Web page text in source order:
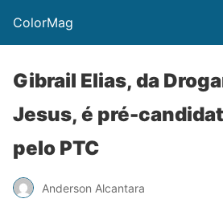
ColorMag
Gibrail Elias, da
Jesus, é pré-
pelo PTC
Anderson Alcantara